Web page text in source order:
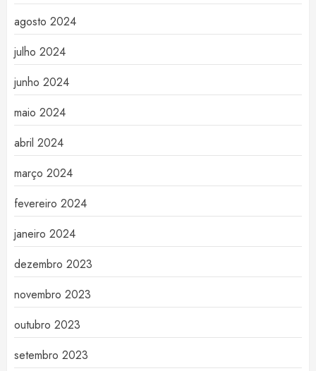
agosto 2024
julho 2024
junho 2024
maio 2024
abril 2024
março 2024
fevereiro 2024
janeiro 2024
dezembro 2023
novembro 2023
outubro 2023
setembro 2023